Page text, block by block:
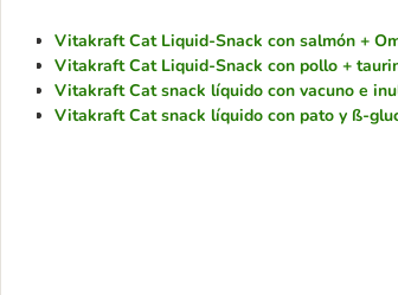
Vitakraft Cat Liquid-Snack con salmón +
Vitakraft Cat Liquid-Snack con pollo +
Vitakraft Cat snack líquido con vacuno e
Vitakraft Cat snack líquido con pato y ß-